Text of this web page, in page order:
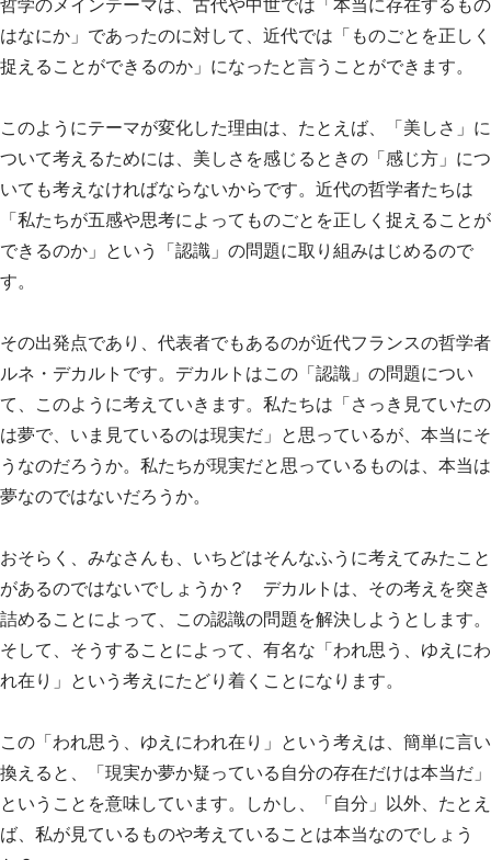
哲学のメインテーマは、古代や中世では「本当に存在するもの
はなにか」であったのに対して、近代では「ものごとを正しく
捉えることができるのか」になったと言うことができます。
このようにテーマが変化した理由は、たとえば、「美しさ」に
ついて考えるためには、美しさを感じるときの「感じ方」につ
いても考えなければならないからです。近代の哲学者たちは
「私たちが五感や思考によってものごとを正しく捉えることが
できるのか」という「認識」の問題に取り組みはじめるので
す。
その出発点であり、代表者でもあるのが近代フランスの哲学者
ルネ・デカルトです。デカルトはこの「認識」の問題につい
て、このように考えていきます。私たちは「さっき見ていたの
は夢で、いま見ているのは現実だ」と思っているが、本当にそ
うなのだろうか。私たちが現実だと思っているものは、本当は
夢なのではないだろうか。
おそらく、みなさんも、いちどはそんなふうに考えてみたこと
があるのではないでしょうか？ デカルトは、その考えを突き
詰めることによって、この認識の問題を解決しようとします。
そして、そうすることによって、有名な「われ思う、ゆえにわ
れ在り」という考えにたどり着くことになります。
この「われ思う、ゆえにわれ在り」という考えは、簡単に言い
換えると、「現実か夢か疑っている自分の存在だけは本当だ」
ということを意味しています。しかし、「自分」以外、たとえ
ば、私が見ているものや考えていることは本当なのでしょう